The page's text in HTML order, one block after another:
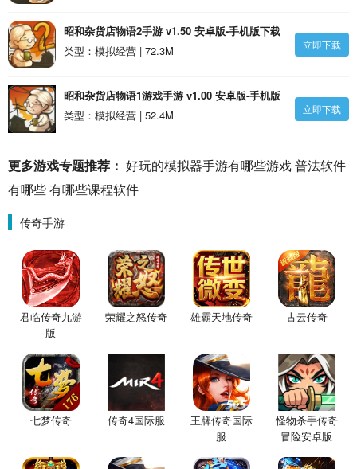
昭和杂货店物语2手游 v1.50 安卓版-手机版下载
类型：模拟经营 | 72.3M
立即下载
昭和杂货店物语1游戏手游 v1.00 安卓版-手机版
下载
类型：模拟经营 | 52.4M 立即下载
更多游戏专题推荐： 好玩的模拟器手游有哪些游戏普法软件
有哪些有哪些课程软件
传奇手游
君临传奇九游
版
荣耀之怒传奇 雄霸天地传奇 古云传奇
七梦传奇 传奇4国际服
王牌传奇国际
服
怪物杀手传奇
冒险安卓版